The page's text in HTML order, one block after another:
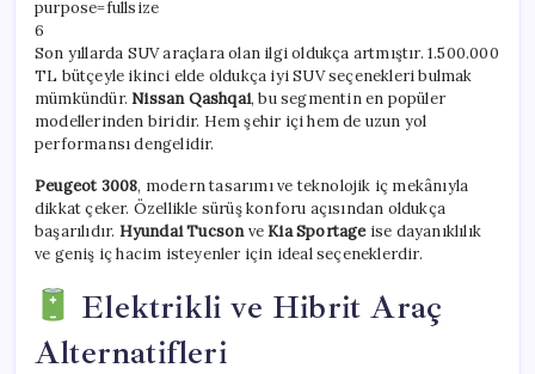
6
Son yıllarda SUV araçlara olan ilgi oldukça artmıştır. 1.500.000
TL bütçeyle ikinci elde oldukça iyi SUV seçenekleri bulmak
mümkündür. Nissan Qashqai, bu segmentin en popüler
modellerinden biridir. Hem şehir içi hem de uzun yol
performansı dengelidir.
Peugeot 3008, modern tasarımı ve teknolojik iç mekânıyla
dikkat çeker. Özellikle sürüş konforu açısından oldukça
başarılıdır. Hyundai TucsonveKia Sportageise dayanıklılık
ve geniş iç hacim isteyenler için ideal seçeneklerdir.
Elektrikli ve Hibrit Araç
Alternatifleri